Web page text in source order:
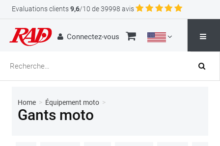
Evaluations clients9,6/10 de 39998 avis
Connectez-vous
Home > Équipement moto >
Gants moto